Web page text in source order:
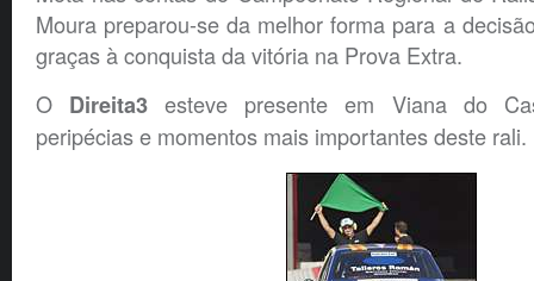
Moura preparou-se da melhor forma para a
graças à conquista da vitória na Prova Extra.
O Direita3esteve presente em Viana do
peripécias e momentos mais importantes deste rali.